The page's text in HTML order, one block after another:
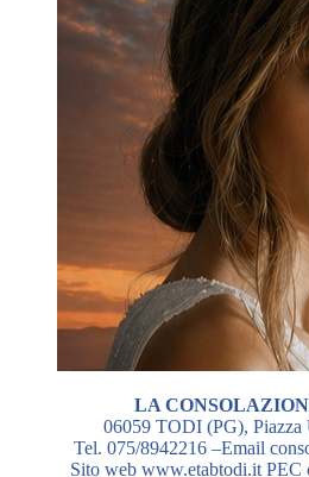
LA
06059 TODI (PG), Piazza
Tel. 075/8942216 –Email
Sito web www.etabtodi.it PEC